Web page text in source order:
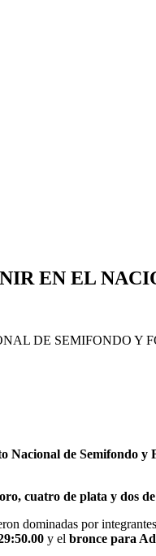
EN EL
Nacional de Semifondo y
cuatro de plata y dos
dominadas por
y el bronce para